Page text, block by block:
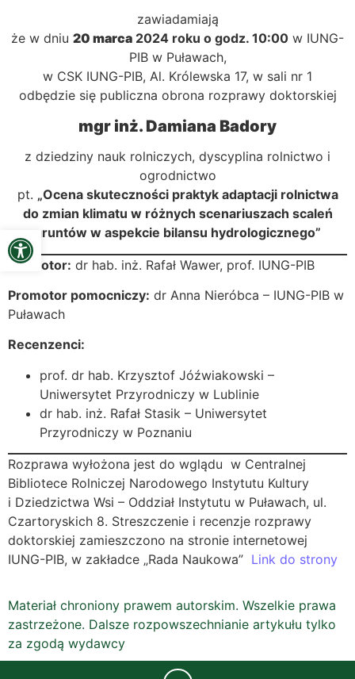
Open toolbar
zawiadamiają
że w dniu 20 marca 2024 roku o godz. 10:00 w IUNG-
PIB w Puławach,
w CSK IUNG-PIB, Al. Królewska 17, w sali nr 1
odbędzie się publiczna obrona rozprawy doktorskiej
mgr inż. Damiana Badory
z dziedziny nauk rolniczych, dyscyplina rolnictwo i
ogrodnictwo
pt. „Ocena skuteczności praktyk adaptacji rolnictwa
do zmian klimatu w różnych scenariuszach scaleń
gruntów w aspekcie bilansu hydrologicznego”
Promotor: dr hab. inż. Rafał Wawer, prof. IUNG-PIB
Promotor pomocniczy: dr Anna Nieróbca – IUNG-PIB w
Puławach
Recenzenci:
prof. dr hab. Krzysztof Jóźwiakowski –
Uniwersytet Przyrodniczy w Lublinie
dr hab. inż. Rafał Stasik – Uniwersytet
Przyrodniczy w Poznaniu
Rozprawa wyłożona jest do wglądu w Centralnej
Bibliotece Rolniczej Narodowego Instytutu Kultury
i Dziedzictwa Wsi – Oddział Instytutu w Puławach, ul.
Czartoryskich 8. Streszczenie i recenzje rozprawy
doktorskiej zamieszczono na stronie internetowej
IUNG-PIB, w zakładce „Rada Naukowa” Link do strony
Materiał chroniony prawem autorskim. Wszelkie prawa
zastrzeżone. Dalsze rozpowszechnianie artykułu tylko
za zgodą wydawcy